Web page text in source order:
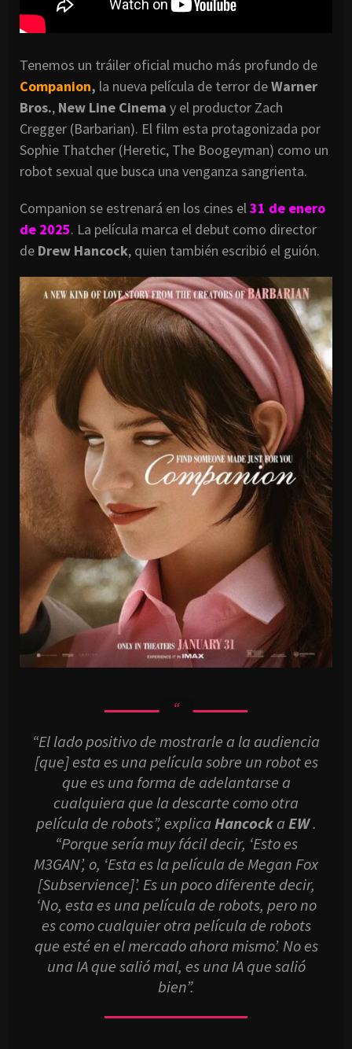
Tenemos un tráiler oficial mucho más profundo de
Companion, la nueva película de terror deWarner
Bros., New Line Cinema y el productor Zach
Cregger (Barbarian). El film esta protagonizada por
Sophie Thatcher (Heretic, The Boogeyman) como un
robot sexual que busca una venganza sangrienta.
Companion se estrenará en los cines el31 de enero
de 2025. La película marca el debut como director
de Drew Hancock, quien también escribió el guión.
“El lado positivo de mostrarle a la audiencia
[que] esta es una película sobre un robot es
que es una forma de adelantarse a
cualquiera que la descarte como otra
película de robots”, explicaHancockaEW.
“Porque sería muy fácil decir, ‘Esto es
M3GAN’, o, ‘Esta es la película de Megan Fox
[Subservience]’. Es un poco diferente decir,
‘No, esta es una película de robots, pero no
es como cualquier otra película de robots
que esté en el mercado ahora mismo’. No es
una IA que salió mal, es una IA que salió
bien”.